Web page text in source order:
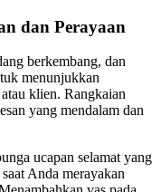
dan Perayaan
berkembang, dan
menunjukkan
klien. Rangkaian
yang mendalam dan
ucapan selamat yang
Anda merayakan